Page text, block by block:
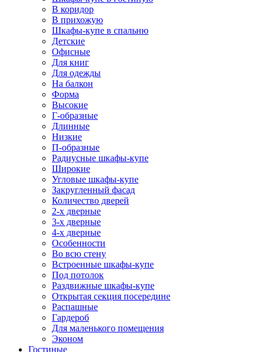
В коридор
В прихожую
Шкафы-купе в спальню
Детские
Офисные
Для книг
Для одежды
На балкон
Форма
Высокие
Г-образные
Длинные
Низкие
П-образные
Радиусные шкафы-купе
Широкие
Угловые шкафы-купе
Закругленный фасад
Количество дверей
2-х дверные
3-х дверные
4-х дверные
Особенности
Во всю стену
Встроенные шкафы-купе
Под потолок
Раздвижные шкафы-купе
Открытая секция посередине
Распашные
Гардероб
Для маленького помещения
Эконом
Гостиные